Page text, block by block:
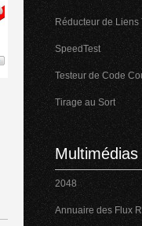
Réducteur de Liens
SpeedTest
Testeur de Code
Tirage au Sort
Multimédias
2048
Annuaire des Flux